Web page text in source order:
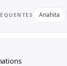
Anahita